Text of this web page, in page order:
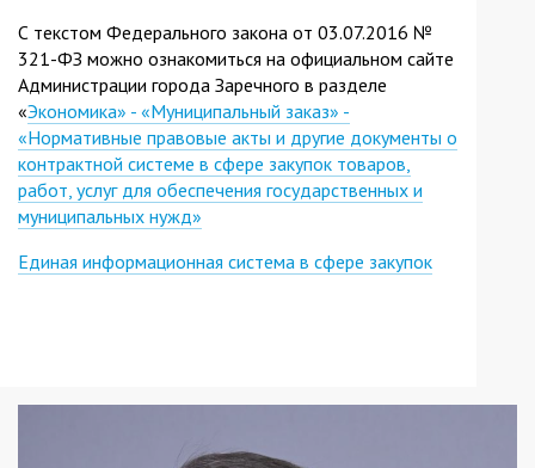
С текстом Федерального закона от 03.07.2016 №
321-ФЗ можно ознакомиться на официальном сайте
Администрации города Заречного в разделе
«Экономика» - «Муниципальный заказ» -
«Нормативные правовые акты и другие документы о
контрактной системе в сфере закупок товаров,
работ, услуг для обеспечения государственных и
муниципальных нужд»
Единая информационная система в сфере закупок